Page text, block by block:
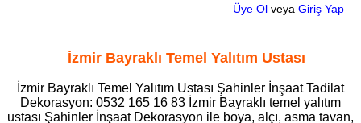
Üye Ol veya Giriş Yap
İzmir Bayraklı Temel Yalıtım Ustası
İzmir Bayraklı Temel Yalıtım Ustası Şahinler İnşaat Tadilat
Dekorasyon: 0532 165 16 83 İzmir Bayraklı temel yalıtım
ustası Şahinler İnşaat Dekorasyon ile boya, alçı, asma tavan,